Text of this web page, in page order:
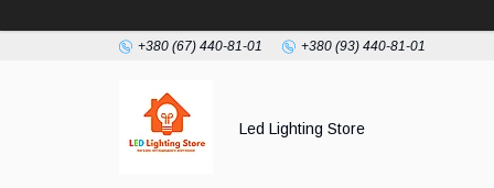
+380 (67) 440-81-01 +380 (93) 440-81-01
Led Lighting Store